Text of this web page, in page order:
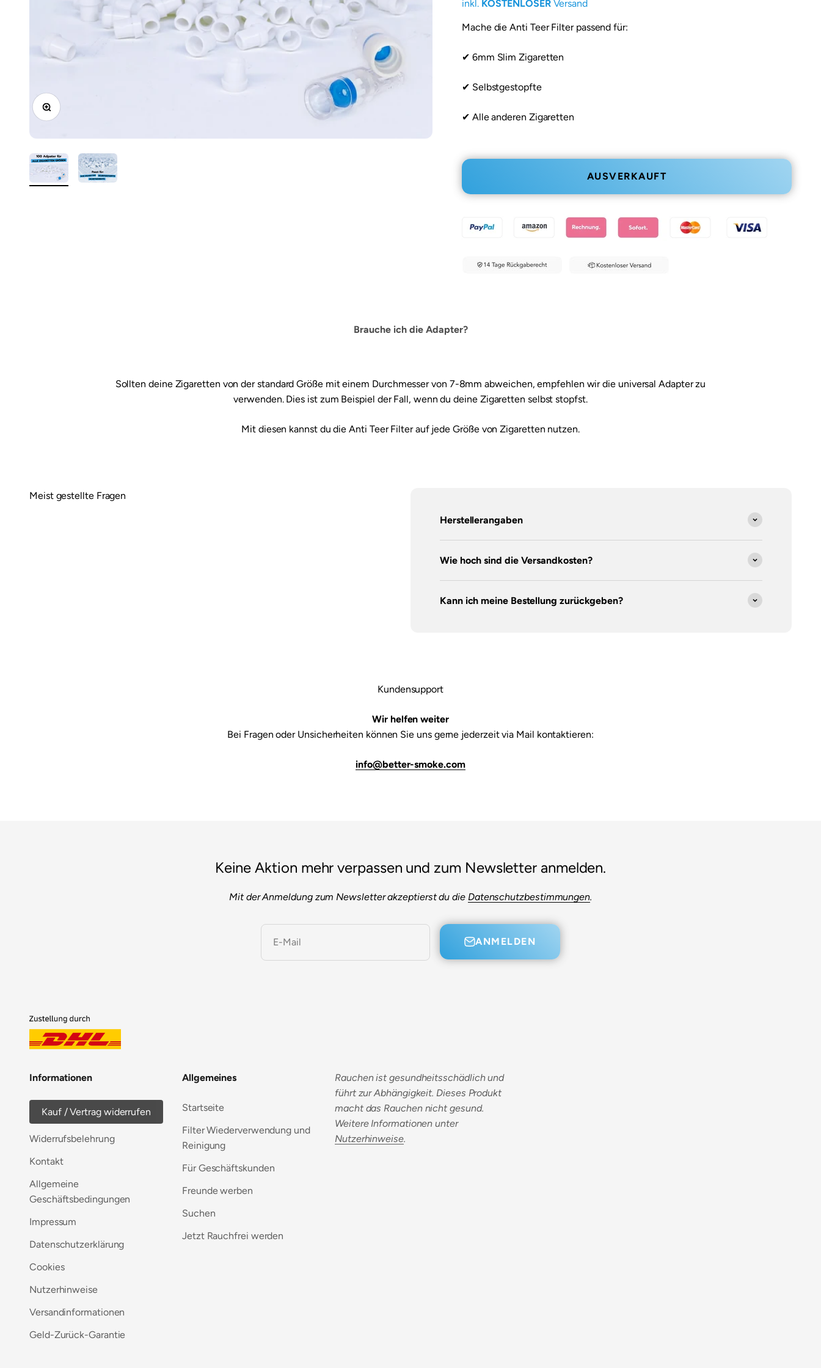
Bild vergrößern
inkl. KOSTENLOSERVersand
Mache die Anti Teer Filter passend für:
✔ 6mm Slim Zigaretten
✔ Selbstgestopfte
✔ Alle anderen Zigaretten
AUSVERKAUFT
Brauche ich die Adapter?
Sollten deine Zigaretten von der standard Größe mit einem Durchmesser von 7-8mm abweichen, empfehlen wir die universal Adapter zu
verwenden. Dies ist zum Beispiel der Fall, wenn du deine Zigaretten selbst stopfst.
Mit diesen kannst du die Anti Teer Filter auf jede Größe von Zigaretten nutzen.
Meist gestellte Fragen
Herstellerangaben
Wie hoch sind die Versandkosten?
Kann ich meine Bestellung zurückgeben?
Kundensupport
Wir helfen weiter
Bei Fragen oder Unsicherheiten können Sie uns gerne jederzeit via Mail kontaktieren:
info@better-smoke.com
Keine Aktion mehr verpassen und zum Newsletter anmelden.
Mit der Anmeldung zum Newsletter akzeptierst du die Datenschutzbestimmungen.
E-Mail ANMELDEN
Informationen
Kauf / Vertrag widerrufen
Widerrufsbelehrung
Kontakt
Allgemeine
Geschäftsbedingungen
Impressum
Datenschutzerklärung
Cookies
Nutzerhinweise
Versandinformationen
Geld-Zurück-Garantie
Allgemeines
Startseite
Filter Wiederverwendung und
Reinigung
Für Geschäftskunden
Freunde werben
Suchen
Jetzt Rauchfrei werden
Rauchen ist gesundheitsschädlich und
führt zur Abhängigkeit. Dieses Produkt
macht das Rauchen nicht gesund.
Weitere Informationen unter
Nutzerhinweise.